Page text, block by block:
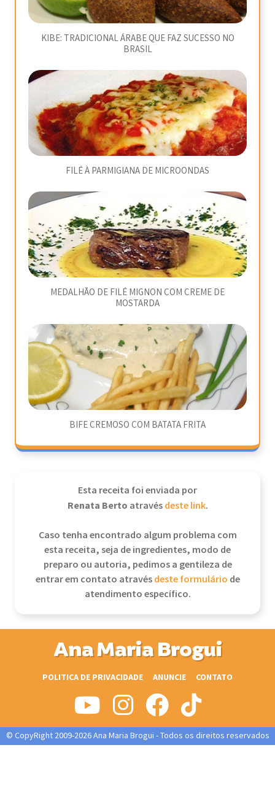
KIBE: TRADICIONAL ÁRABE QUE FAZ SUCESSO NO
BRASIL
FILÉ À PARMIGIANA DE MICROONDAS
MEDALHÃO DE FILÉ MIGNON COM CREME DE
MOSTARDA
BIFE CREMOSO COM BATATA FRITA
Esta receita foi enviada por
Renata Berto atravésdeste link.
Caso tenha encontrado algum problema com
esta receita, seja de ingredientes, modo de
preparo ou autoria, pedimos a gentileza de
entrar em contato atravésdeste formulário de
atendimento específico.
Ana Maria Brogui
POLITICA DE PRIVACIDADE ANUNCIE CONTATO
© CopyRight 2009-2026 Ana Maria Brogui - Todos os direitos reservados